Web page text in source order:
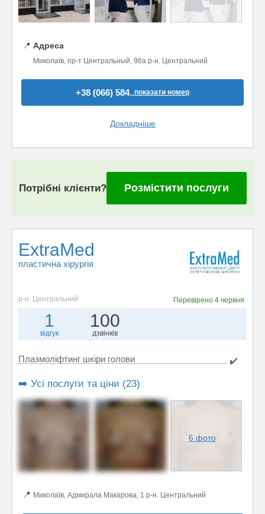
📍 Адреса
Миколаїв, пр-т Центральный, 96а р-н. Центральний
+38 (066) 584..показати номер
Докладніше
Потрібні клієнти? Розмістити послуги
ExtraMed
пластична хірургія
р-н. Центральний Перевірено 4 червня
1
відгук
100
дзвінків
Плазмоліфтинг шкіри голови ✔️
➡️ Усі послуги та ціни (23)
6 фото
📍 Миколаїв, Адмирала Макарова, 1 р-н. Центральний